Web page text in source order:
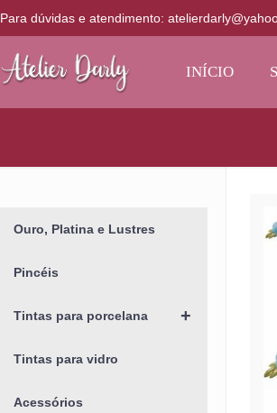
Para dúvidas e atendimento:
INÍCIO
Ouro, Platina e Lustres
Pincéis
+
Tintas para porcelana
Tintas para vidro
Acessórios